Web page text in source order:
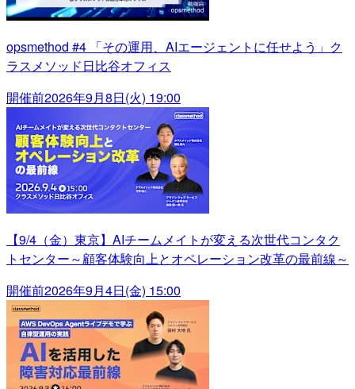
opsmethod #4 「その運用、AIエージェントに任せよう」ク
ラスメソッド日比谷オフィス
開催前2026年9月8日(火) 19:00
【9/4（金）東京】AIチームメイトが変える次世代コンタク
トセンター～顧客体験向上とオペレーション改革の最前線～
開催前2026年9月4日(金) 15:00